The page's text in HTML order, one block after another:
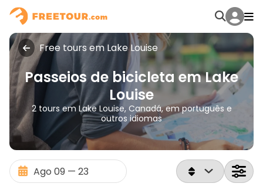
Free tours em Lake Louise
Passeios de bicicleta em Lake
Louise
2 tours em Lake Louise, Canadá, em português e
outros idiomas